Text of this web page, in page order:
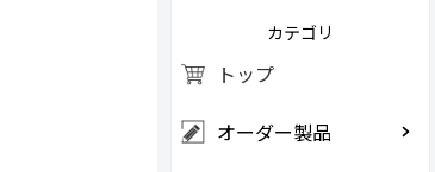
カテゴリ
トップ
オーダー製品